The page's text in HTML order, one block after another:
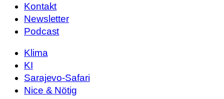
Kontakt
Newsletter
Podcast
Klima
KI
Sarajevo-Safari
Nice & Nötig